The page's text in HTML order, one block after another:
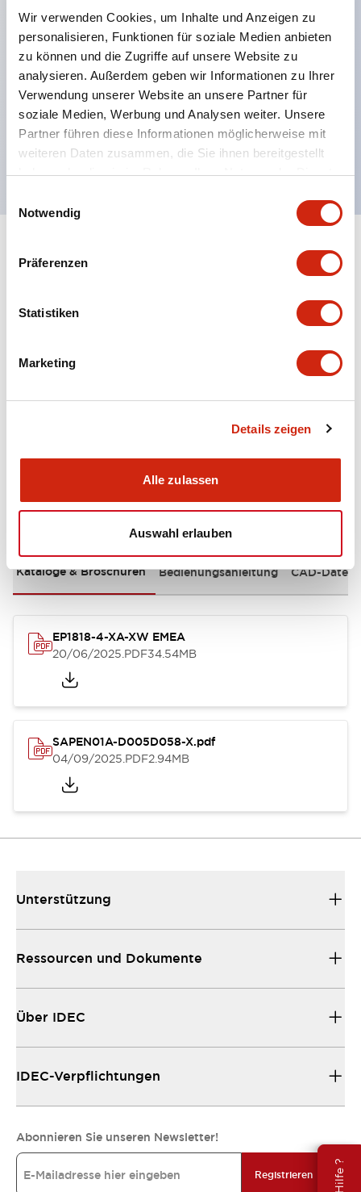
Wir verwenden Cookies, um Inhalte und Anzeigen zu
personalisieren, Funktionen für soziale Medien anbieten
zu können und die Zugriffe auf unsere Website zu
analysieren. Außerdem geben wir Informationen zu Ihrer
Verwendung unserer Website an unsere Partner für
soziale Medien, Werbung und Analysen weiter. Unsere
Partner führen diese Informationen möglicherweise mit
weiteren Daten zusammen, die Sie ihnen bereitgestellt
haben oder die sie im Rahmen Ihrer Nutzung der Dienste
Notwendig
Präferenzen
Statistiken
Marketing
Details zeigen
Alle zulassen
Auswahl erlauben
Direktöffnungsmechanismus (IEC60947-5-5,
IEC60947-5-1, Anhang K),
Schutzart IP65, IP67, (IEC60529) und IP69K
(ISO20653),
Löt- oder Leiterplattenanschlussoptionen,
UL NISD zugelassen, c-UL zugelassen, EN
konform
Spezifikationen Alle erweitern+
Dokumente und Dateien
Kataloge & Broschüren Bedienungsanleitung CAD-
EP1818-4-XA-XW EMEA
20/06/2025.PDF34.54MB
SAPEN01A-D005D058-X.pdf
04/09/2025.PDF2.94MB
Unterstützung
Ressourcen und Dokumente
Über IDEC
IDEC-Verpflichtungen
Abonnieren Sie unseren Newsletter!
Registrieren